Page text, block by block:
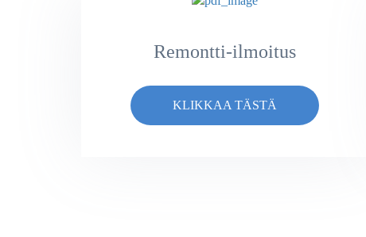
Remontti-ilmoitus
KLIKKAA TÄSTÄ